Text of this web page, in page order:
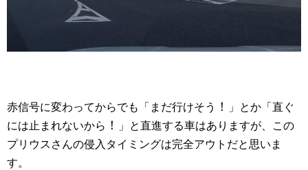
赤信号に変わってからでも「まだ行けそう ！
」とか「直ぐ
には止まれないから ！
」と直進する車はありますが、この
プリウスさんの侵入タイミングは完全アウトだと思いま
す。